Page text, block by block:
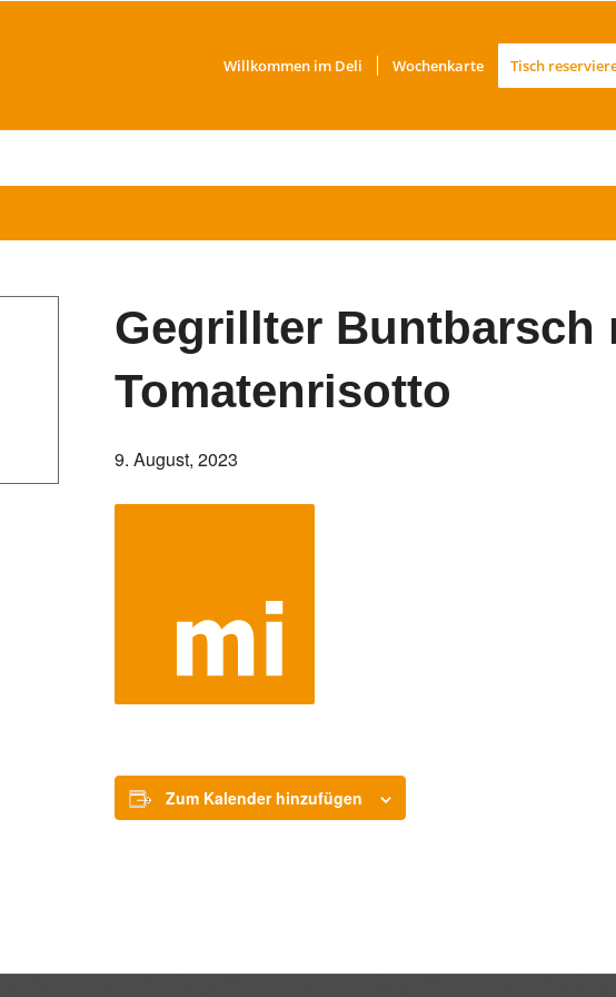
Willkommen im Deli Wochenkarte Tisch
Gegrillter Buntbarsch
Tomatenrisotto
9. August, 2023
Zum Kalender hinzufügen